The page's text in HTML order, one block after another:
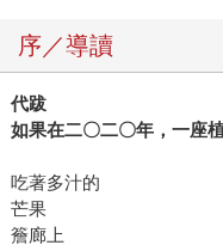
序／導讀
代跋
如果在二〇二〇年，一座
吃著多汁的
芒果
簷廊上